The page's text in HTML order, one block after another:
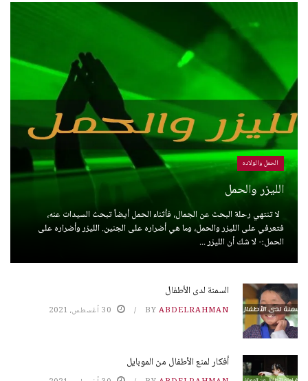
الحمل والولاده
الليزر والحمل
لا تنتهي رحلة البحث عن الجمال، فأثناء الحمل أيضاً تبحث السيدات عنه،
فتعرفي على الليزر والحمل، وما هي أضراره على الجنين. الليزر وأضراره على
الحمل:- لا شك أن الليزر ...
السمنة لدى الأطفال
BY ABDELRAHMAN 30 أغسطس، 2021
أفكار لمنع الأطفال من الموبايل